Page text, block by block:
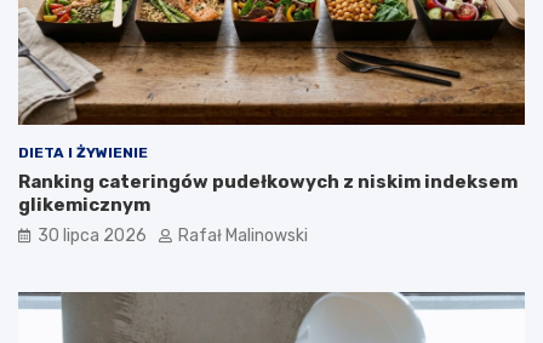
DIETA I ŻYWIENIE
Ranking cateringów pudełkowych z niskim indeksem
glikemicznym
30 lipca 2026 Rafał Malinowski